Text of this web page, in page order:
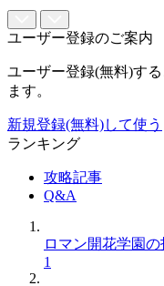
ユーザー登録のご案内
ユーザー登録(無料)す
ます。
新規登録(無料)して使う
ランキング
攻略記事
Q&A
ロマン開花学園
1